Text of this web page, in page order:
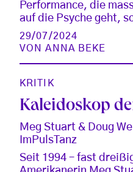
Performance, die
auf die Psyche geht,
29/07/2024
VONANNA BEKE
KRITIK
Kaleidoskop
Meg Stuart & Doug
ImPulsTanz
Seit 1994 – fast